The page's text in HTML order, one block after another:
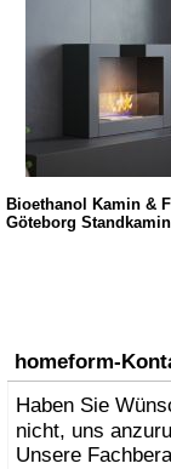
Bioethanol Kamin &
Göteborg Standkamin
homeform-
Haben Sie
nicht, uns
Unsere